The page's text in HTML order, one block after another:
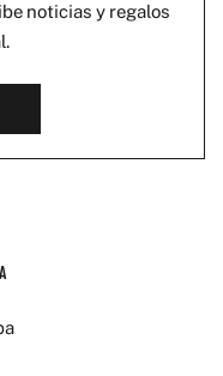
noticias y regalos